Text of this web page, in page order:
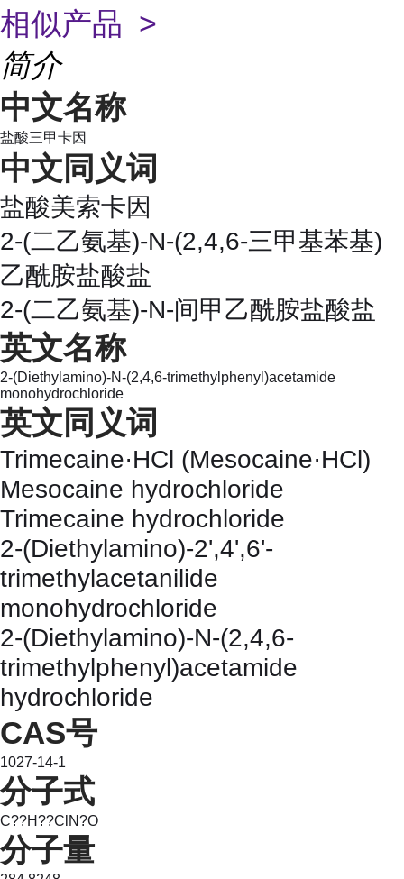
相似产品 >
简介
中文名称
盐酸三甲卡因
中文同义词
盐酸美索卡因
2-(二乙氨基)-N-(2,4,6-三甲基苯基)
乙酰胺盐酸盐
2-(二乙氨基)-N-间甲乙酰胺盐酸盐
英文名称
2-(Diethylamino)-N-(2,4,6-trimethylphenyl)acetamide
monohydrochloride
英文同义词
Trimecaine·HCl (Mesocaine·HCl)
Mesocaine hydrochloride
Trimecaine hydrochloride
2-(Diethylamino)-2',4',6'-
trimethylacetanilide
monohydrochloride
2-(Diethylamino)-N-(2,4,6-
trimethylphenyl)acetamide
hydrochloride
CAS号
1027-14-1
分子式
C??H??ClN?O
分子量